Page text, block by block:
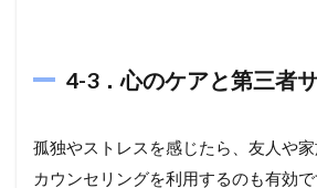
4-3．心のケアと第三者
孤独やストレスを感じたら、友人や家
カウンセリングを利用するのも有効